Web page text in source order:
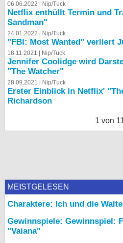
06.06.2022 | Nip/Tuck
Netflix enthüllt Termin und
Sandman"
24.01.2022 | Nip/Tuck
"FBI: Most Wanted" verliert
18.11.2021 | Nip/Tuck
Jennifer Coolidge wird
"The Watcher"
28.09.2021 | Nip/Tuck
Erster Einblick in Netflix'
Richardson
1 von
MEISTGELESEN
Charaktere: Ich und die
Gewinnspiele: Gewinnspiel:
"Vaiana"